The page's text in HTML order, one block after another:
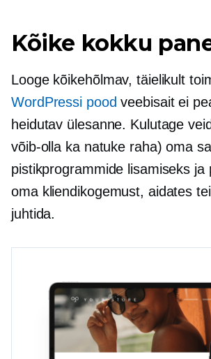
Kõike kokku
Looge kõikehõlmav, täielikult
WordPressi pood veebisait ei
heidutav ülesanne. Kulutage
võib-olla ka natuke raha) oma
pistikprogrammide lisamiseks ja
oma kliendikogemust, aidates
juhtida.